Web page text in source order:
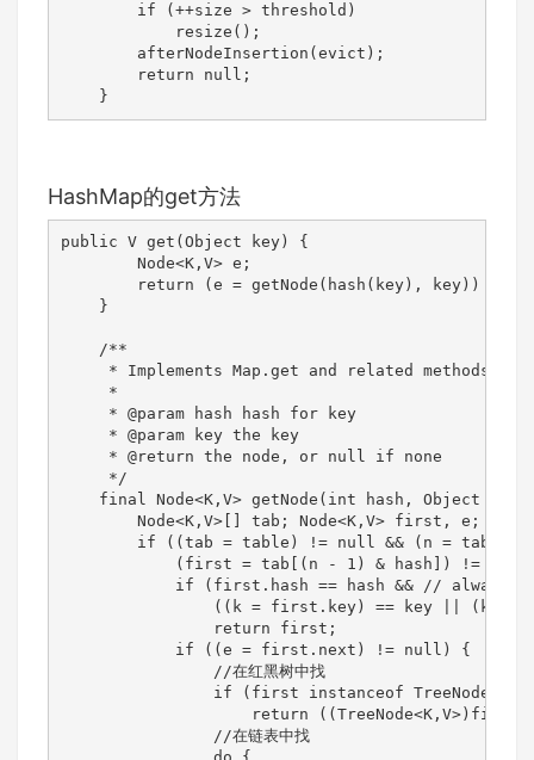
        if (++size > threshold)
            resize();
        afterNodeInsertion(evict);
        return null;
    }
HashMap的get方法
public V get(Object key) {
        Node<K,V> e;
return (e = getNode(hash(key), key)) ==
    }
    /**
     * Implements Map.get and related methods
     *
     * @param hash hash for key
     * @param key the key
     * @return the node, or null if none
     */
final Node<K,V> getNode(int hash, Object key)
Node<K,V>[] tab; Node<K,V> first, e; int
if ((tab = table) != null && (n =
(first = tab[(n - 1) & hash]) !=
if (first.hash == hash && // always
((k = first.key) == key || (key
                return first;
            if ((e = first.next) != null) {
                //在红黑树中找
                if (first instanceof TreeNode)
return
                //在链表中找